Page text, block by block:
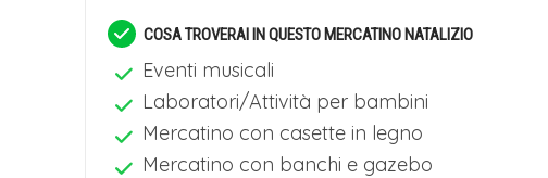
COSA TROVERAI IN QUESTO MERCATINO NATALIZIO
Eventi musicali
Laboratori/Attività per bambini
Mercatino con casette in legno
Mercatino con banchi e gazebo